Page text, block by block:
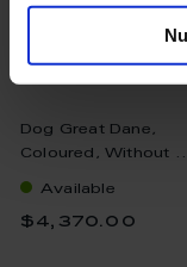
Dog Great Dane,
Coloured, Without
Available
$4,370.00